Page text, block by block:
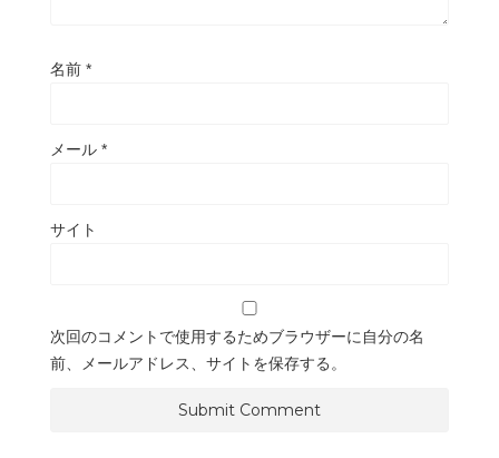
名前 *
メール *
サイト
次回のコメントで使用するためブラウザーに自分の名
前、メールアドレス、サイトを保存する。